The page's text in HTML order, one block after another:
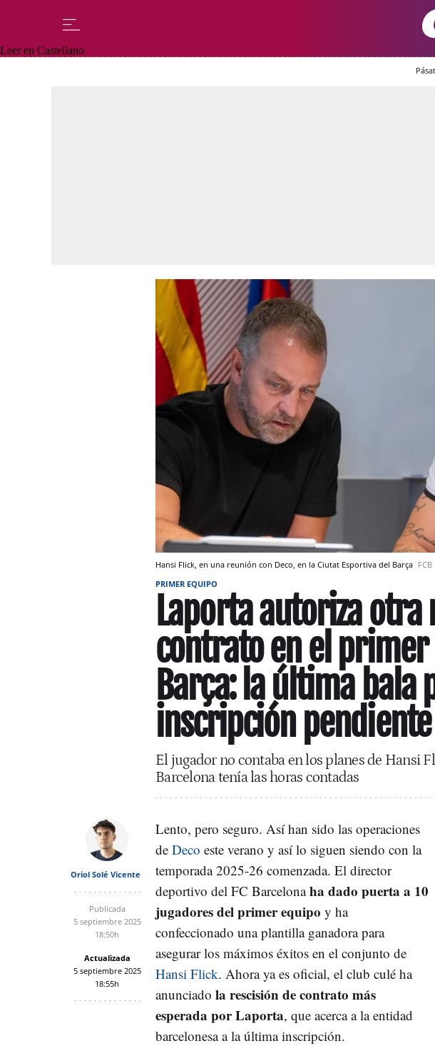
Leer en Castellano
Hansi Flick, en una reunión con Deco, en la Ciutat Esportiva del Barça FCB
PRIMER EQUIPO
Laporta autoriza
contrato en el primer
Barça: la última bala
inscripción pendiente
El jugador no contaba en los planes de Hansi
Barcelona tenía las horas contadas
Oriol Solé Vicente
Publicada
5 septiembre 2025
18:50h
Actualizada
5 septiembre 2025
18:55h
Lento, pero seguro. Así han sido las operaciones
de Deco este verano y así lo siguen siendo con la
temporada 2025-26 comenzada. El director
deportivo del FC Barcelonaha dado puerta a 10
jugadores del primer equipo y ha
confeccionado una plantilla ganadora para
asegurar los máximos éxitos en el conjunto de
Hansi Flick. Ahora ya es oficial, el club culé ha
anunciado la rescisión de contrato más
esperada por Laporta, que acerca a la entidad
barcelonesa a la última inscripción.